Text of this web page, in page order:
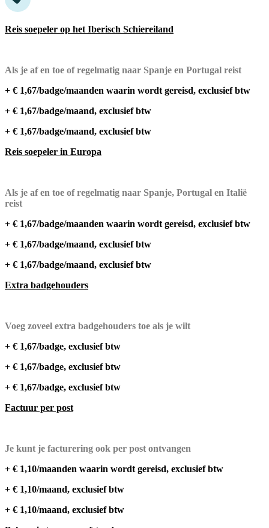
Reis soepeler op het Iberisch Schiereiland
Als je af en toe of regelmatig naar Spanje en Portugal reist
+ € 1,67/badge/maanden waarin wordt gereisd, exclusief btw
+ € 1,67/badge/maand, exclusief btw
+ € 1,67/badge/maand, exclusief btw
Reis soepeler in Europa
Als je af en toe of regelmatig naar Spanje, Portugal en Italië
reist
+ € 1,67/badge/maanden waarin wordt gereisd, exclusief btw
+ € 1,67/badge/maand, exclusief btw
+ € 1,67/badge/maand, exclusief btw
Extra badgehouders
Voeg zoveel extra badgehouders toe als je wilt
+ € 1,67/badge, exclusief btw
+ € 1,67/badge, exclusief btw
+ € 1,67/badge, exclusief btw
Factuur per post
Je kunt je facturering ook per post ontvangen
+ € 1,10/maanden waarin wordt gereisd, exclusief btw
+ € 1,10/maand, exclusief btw
+ € 1,10/maand, exclusief btw